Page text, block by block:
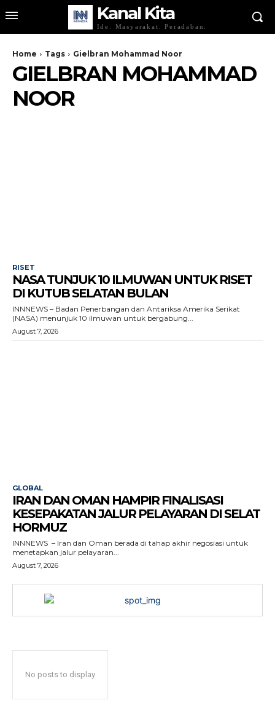
Kanal Kita
Ide. Masyarakat. Peradaban.
Home Tags Gielbran Mohammad Noor
GIELBRAN MOHAMMAD
NOOR
RISET
NASA TUNJUK 10 ILMUWAN UNTUK RISET
DI KUTUB SELATAN BULAN
INNNEWS – Badan Penerbangan dan Antariksa Amerika Serikat
(NASA) menunjuk 10 ilmuwan untuk bergabung...
August 7, 2026
GLOBAL
IRAN DAN OMAN HAMPIR FINALISASI
KESEPAKATAN JALUR PELAYARAN DI SELAT
HORMUZ
INNNEWS – Iran dan Oman berada di tahap akhir negosiasi untuk
menetapkan jalur pelayaran...
August 7, 2026
No posts to display